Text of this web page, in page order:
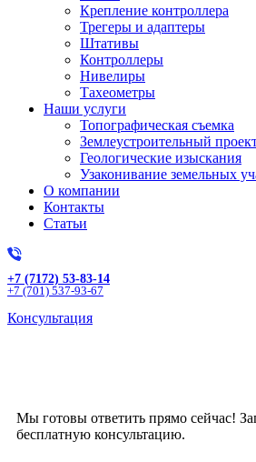
Крепление контроллера
Трегеры и адаптеры
Штативы
Контроллеры
Нивелиры
Тахеометры
Наши услуги
Топографическая съемка
Землеустроительный
Геологические изыскания
Узаконивание земельных
О компании
Контакты
Статьи
+7 (7172) 53-83-14
+7 (701) 537-93-67
Консультация
Мы готовы ответить прямо сейчас!
бесплатную консультацию.